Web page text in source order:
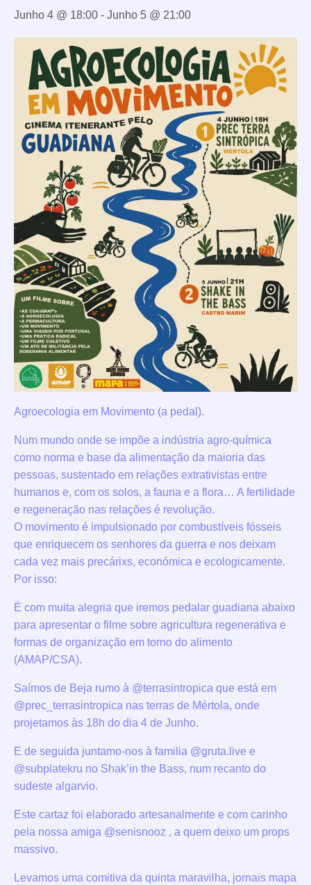
Junho 4 @ 18:00 - Junho 5 @ 21:00
Agroecologia em Movimento (a pedal).
Num mundo onde se impõe a indústria agro-química
como norma e base da alimentação da maioria das
pessoas, sustentado em relações extrativistas entre
humanos e, com os solos, a fauna e a flora… A fertilidade
e regeneração nas relações é revolução.
O movimento é impulsionado por combustíveis fósseis
que enriquecem os senhores da guerra e nos deixam
cada vez mais precárixs, económica e ecologicamente.
Por isso:
É com muita alegria que iremos pedalar guadiana abaixo
para apresentar o filme sobre agricultura regenerativa e
formas de organização em torno do alimento
(AMAP/CSA).
Saímos de Beja rumo à @terrasintropica que está em
@prec_terrasintropica nas terras de Mértola, onde
projetamos às 18h do dia 4 de Junho.
E de seguida juntamo-nos à familia @gruta.live e
@subplatekru no Shak’in the Bass, num recanto do
sudeste algarvio.
Este cartaz foi elaborado artesanalmente e com carinho
pela nossa amiga @senisnooz , a quem deixo um props
massivo.
Levamos uma comitiva da quinta maravilha, jornais mapa